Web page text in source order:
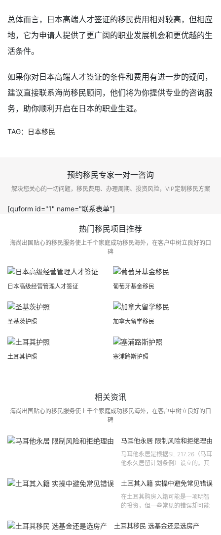
总体而言，日本高端人才签证的移民费用相对较高，但相应
地，它为申请人提供了更广阔的职业发展机会和更优越的生
活条件。
如果你对日本高端人才签证的条件和费用有进一步的疑问，
建议直接联系海尚移民顾问，他们将为你提供专业的咨询服
务，助你顺利开启在日本的职业生涯。
TAG： 日本移民
预约移民专家一对一咨询
解决您关心的一切问题，移民费用、办理周期、投资风险，VIP定制移民方案
[quform id="1" name="联系表单"]
热门移民项目推荐
海尚出国贴心的移民服务使上千个家庭成功移民海外，在客户中树立良好的口
碑
日本高级经营管理人才签证 葡萄牙基金移民
圣基茨护照 加拿大留学移民
土耳其护照 塞浦路斯护照
相关资讯
海尚出国贴心的移民服务使上千个家庭成功移民海外，在客户中树立良好的口
碑
马耳他永居 限制风险和拒绝理由
马耳他永居是根据SL 217.26（马耳
他永久居留计划条例）设立的。其
121 号法律公告，并随后根据2024
土耳其入籍 实操中避免常见错误
在土耳其购房入籍可能是一项明智
的投资，但一些常见的错误却可能
失。许多投资者轻信营销宣传或不
土耳其移民 选基金还是选房产